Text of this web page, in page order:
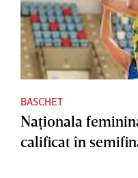
BASCHET
Naţionala
calificat în